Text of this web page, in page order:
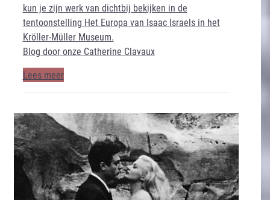
kun je zijn werk van dichtbij bekijken in de
tentoonstelling Het Europa van Isaac Israels in het
Kröller-Müller Museum.
Blog door onze Catherine Clavaux
Lees meer